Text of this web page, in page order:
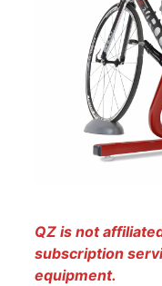
QZ is not
subscription
equipment.